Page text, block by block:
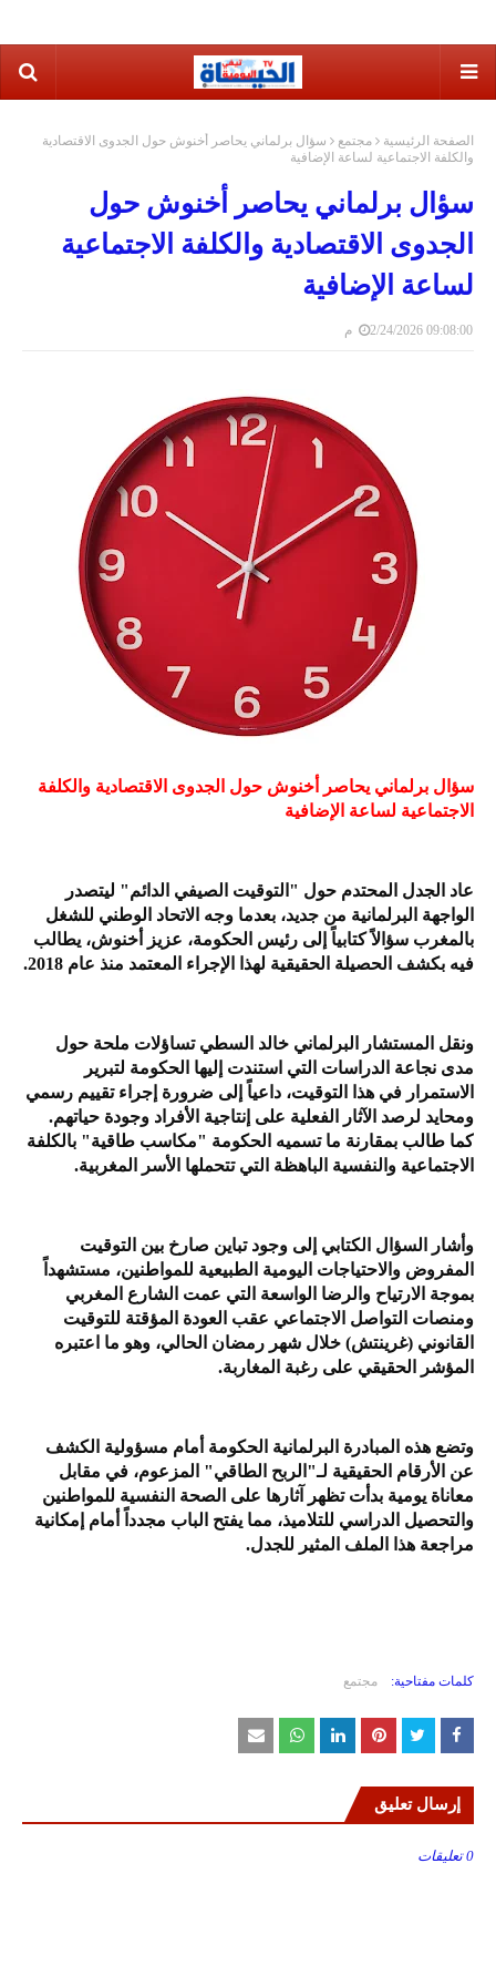
الصفحة الرئيسية مجتمع
سؤال برلماني يحاصر أخنوش حول الجدوى الاقتصادية
والكلفة الاجتماعية لساعة الإضافية
سؤال برلماني يحاصر أخنوش حول
الجدوى الاقتصادية والكلفة الاجتماعية
لساعة الإضافية
2/24/2026 09:08:00 م
سؤال برلماني يحاصر أخنوش حول الجدوى الاقتصادية والكلفة
الاجتماعية لساعة الإضافية
عاد الجدل المحتدم حول "التوقيت الصيفي الدائم" ليتصدر
الواجهة البرلمانية من جديد، بعدما وجه الاتحاد الوطني للشغل
بالمغرب سؤالاً كتابياً إلى رئيس الحكومة، عزيز أخنوش، يطالب
فيه بكشف الحصيلة الحقيقية لهذا الإجراء المعتمد منذ عام 2018.
ونقل المستشار البرلماني خالد السطي تساؤلات ملحة حول
مدى نجاعة الدراسات التي استندت إليها الحكومة لتبرير
الاستمرار في هذا التوقيت، داعياً إلى ضرورة إجراء تقييم رسمي
ومحايد لرصد الآثار الفعلية على إنتاجية الأفراد وجودة حياتهم.
كما طالب بمقارنة ما تسميه الحكومة "مكاسب طاقية" بالكلفة
الاجتماعية والنفسية الباهظة التي تتحملها الأسر المغربية.
وأشار السؤال الكتابي إلى وجود تباين صارخ بين التوقيت
المفروض والاحتياجات اليومية الطبيعية للمواطنين، مستشهداً
بموجة الارتياح والرضا الواسعة التي عمت الشارع المغربي
ومنصات التواصل الاجتماعي عقب العودة المؤقتة للتوقيت
القانوني (غرينتش) خلال شهر رمضان الحالي، وهو ما اعتبره
المؤشر الحقيقي على رغبة المغاربة.
وتضع هذه المبادرة البرلمانية الحكومة أمام مسؤولية الكشف
عن الأرقام الحقيقية لـ"الربح الطاقي" المزعوم، في مقابل
معاناة يومية بدأت تظهر آثارها على الصحة النفسية للمواطنين
والتحصيل الدراسي للتلاميذ، مما يفتح الباب مجدداً أمام إمكانية
مراجعة هذا الملف المثير للجدل.
كلمات مفتاحية: مجتمع
إرسال تعليق
0 تعليقات